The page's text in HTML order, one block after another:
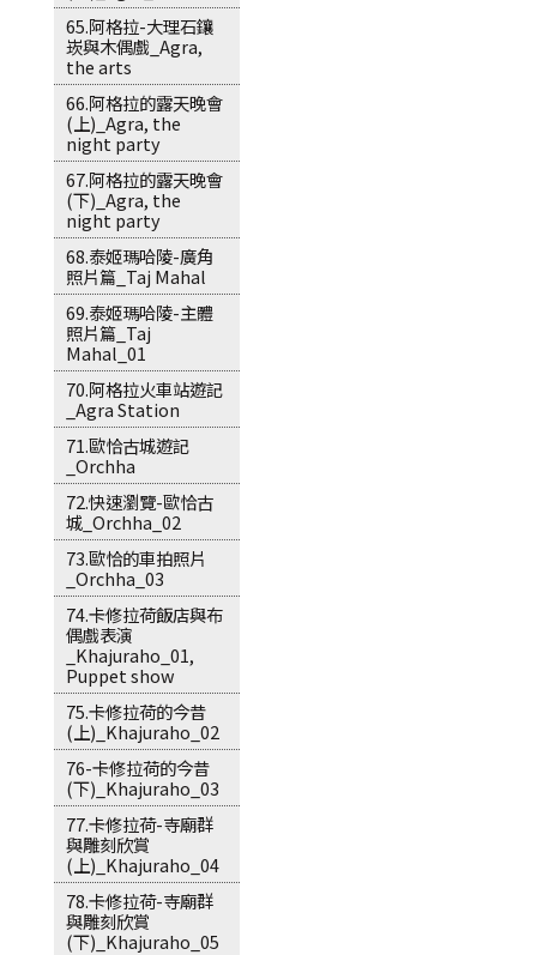
65.阿格拉-大理石鑲
崁與木偶戲_Agra,
the arts
66.阿格拉的露天晚會
(上)_Agra, the
night party
67.阿格拉的露天晚會
(下)_Agra, the
night party
68.泰姬瑪哈陵-廣角
照片篇_Taj Mahal
69.泰姬瑪哈陵-主體
照片篇_Taj
Mahal_01
70.阿格拉火車站遊記
_Agra Station
71.歐恰古城遊記
_Orchha
72.快速瀏覽-歐恰古
城_Orchha_02
73.歐恰的車拍照片
_Orchha_03
74.卡修拉荷飯店與布
偶戲表演
_Khajuraho_01,
Puppet show
75.卡修拉荷的今昔
(上)_Khajuraho_02
76-卡修拉荷的今昔
(下)_Khajuraho_03
77.卡修拉荷-寺廟群
與雕刻欣賞
(上)_Khajuraho_04
78.卡修拉荷-寺廟群
與雕刻欣賞
(下)_Khajuraho_05